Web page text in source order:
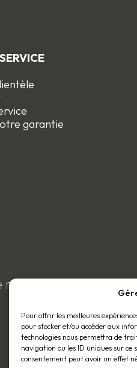
Pour offrir les meilleures
pour stocker et/ou accéder aux
technologies nous permettra de
navigation ou les ID uniques sur
consentement peut avoir un effet
garantie
membre du